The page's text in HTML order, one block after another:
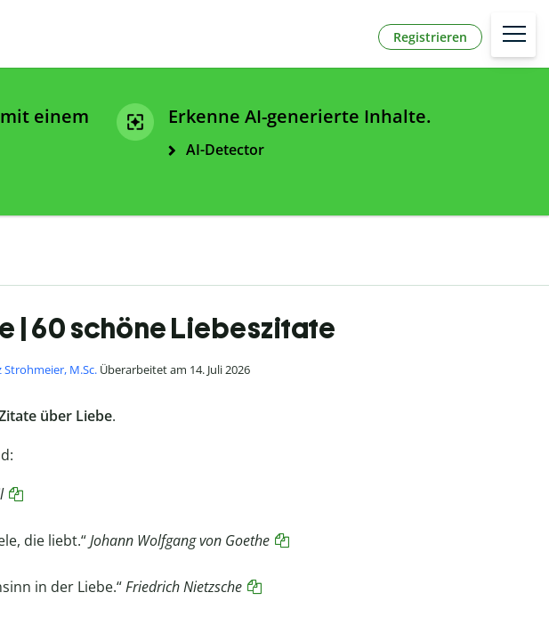
Registrieren
einem
Erkenne AI-generierte Inhalte.
AI-Detector
| 60 schöne Liebeszitate
Strohmeier, M.Sc. Überarbeitet am 14. Juli 2026
über Liebe.
die liebt.“Johann Wolfgang von Goethe
in der Liebe.“FriedrichNietzsche